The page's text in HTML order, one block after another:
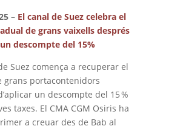
– El canal de Suez celebra el
de grans vaixells després
descompte del 15%
Suez comença a recuperar el
grans portacontenidors
un descompte del 15 %
taxes. El CMA CGM Osiris ha
a creuar des de Bab al